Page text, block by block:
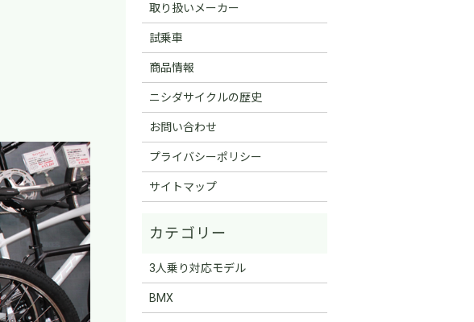
取り扱いメーカー
試乗車
商品情報
ニシダサイクルの歴史
お問い合わせ
プライバシーポリシー
サイトマップ
3人乗り対応モデル
BMX